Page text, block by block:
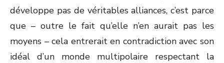
développe pas de véritables alliances, c’est parce
que – outre le fait qu’elle n’en aurait pas les
moyens – cela entrerait en contradiction avec son
idéal d’un monde multipolaire respectant la